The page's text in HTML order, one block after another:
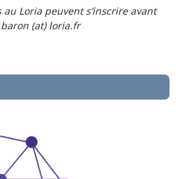
Loria peuvent s’inscrire avant
(at) loria.fr